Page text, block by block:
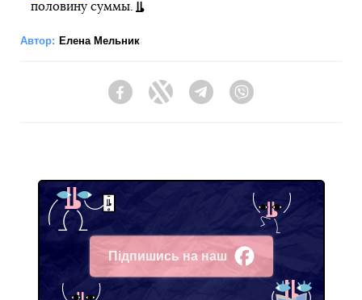
половину суммы.
Автор: Елена Мельник
FacebookTwitter Telegram
Підпишись на наш
Facebook